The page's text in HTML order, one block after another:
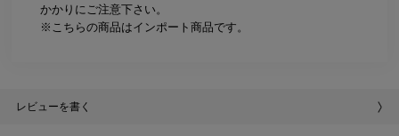
かかりにご注意下さい。
※こちらの商品はインポート商品です。
レビューを書く